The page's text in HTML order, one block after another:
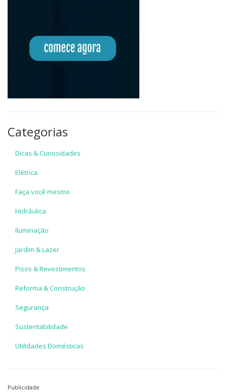
Categorias
Dicas & Curiosidades
Elétrica
Faça você mesmo
Hidráulica
Iluminação
Jardim & Lazer
Pisos & Revestimentos
Reforma & Construção
Segurança
Sustentabilidade
Utilidades Domésticas
Publicidade